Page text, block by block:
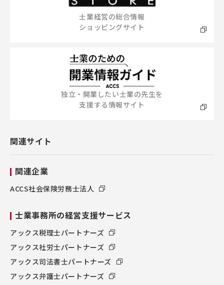
士業経営の総合情報
ショッピングサイト
独立・開業したい士業の先生を
支援する情報サイト
関連サイト
関連企業
ACCS社会保険労務士法人
士業事務所の経営支援サービス
アックス税理士パートナーズ
アックス社労士パートナーズ
アックス司法書士パートナーズ
アックス弁護士パートナーズ